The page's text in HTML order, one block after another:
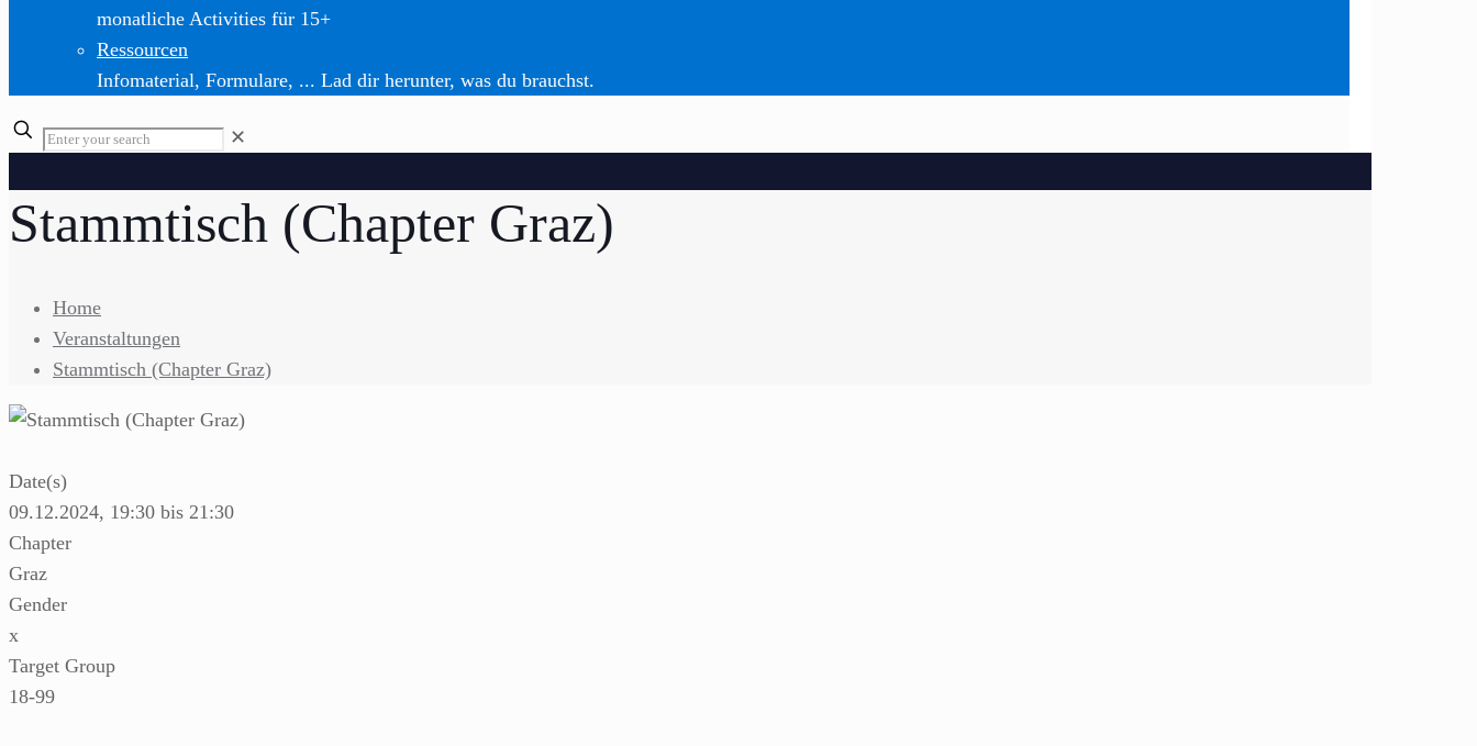
monatliche Activities für 15+
Ressourcen
Infomaterial, Formulare, ... Lad dir herunter, was du brauchst.
✕
Stammtisch (Chapter Graz)
Home
Veranstaltungen
Stammtisch (Chapter Graz)
Date(s)
09.12.2024, 19:30 bis 21:30
Chapter
Graz
Gender
x
Target Group
18-99